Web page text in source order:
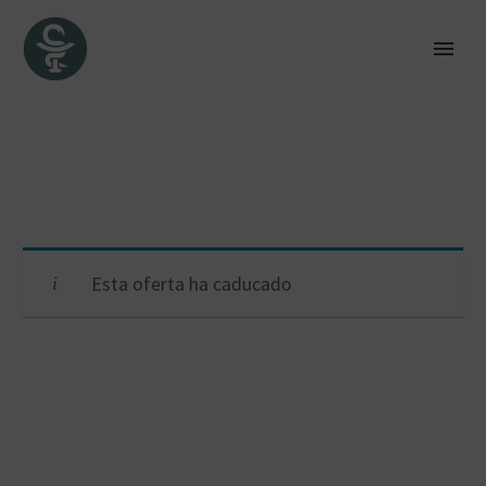
Esta oferta ha caducado